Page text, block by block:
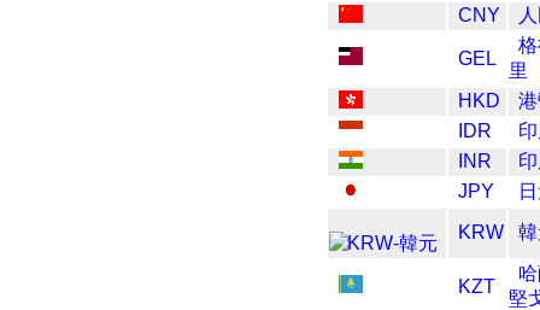
CNY
GEL
里
HKD
IDR
INR
JPY
KRW
KZT
堅